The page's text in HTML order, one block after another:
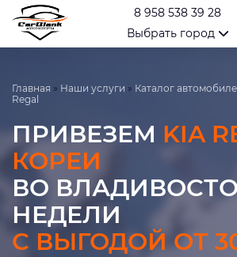
8 958 538 39 28
Выбрать город
Главная » Наши услуги » Каталог
Regal
ПРИВЕЗЕМ KIA
КОРЕИ
ВО
НЕДЕЛИ
С ВЫГОДОЙ ОТ